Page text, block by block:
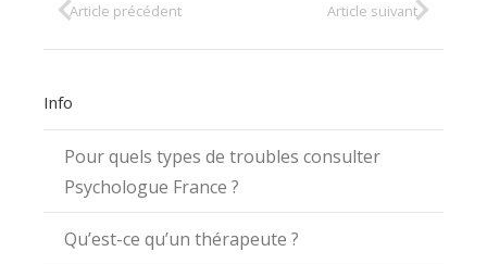
Article précédent Article suivant
Info
Pour quels types de troubles consulter
Psychologue France ?
Qu’est-ce qu’un thérapeute ?